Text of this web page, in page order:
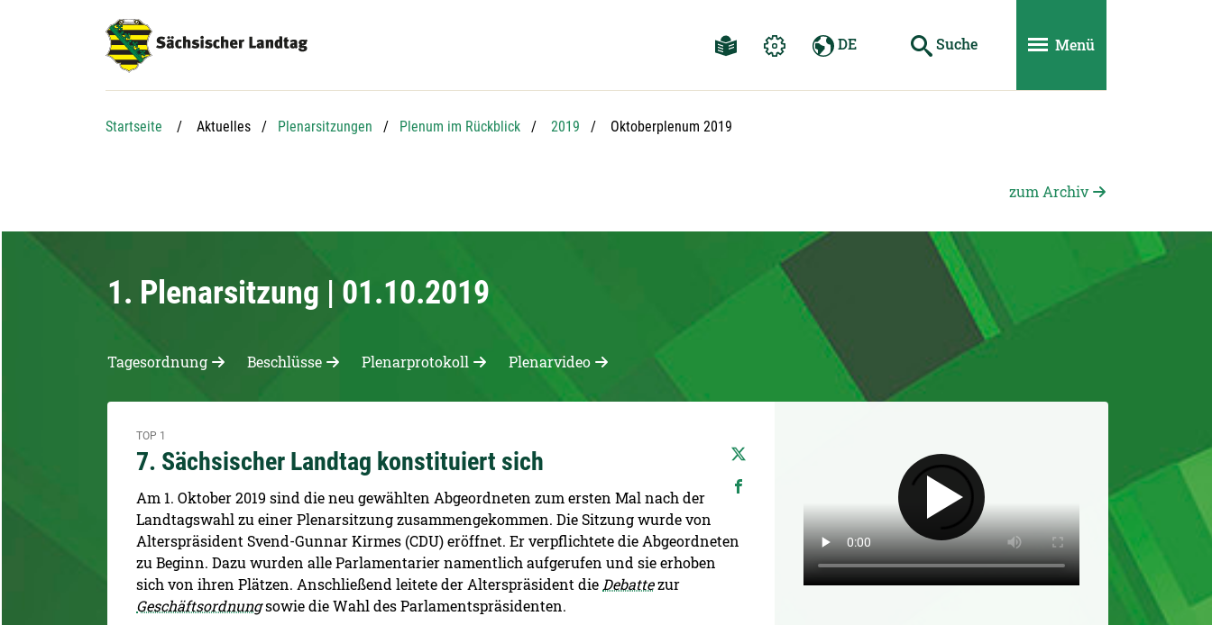
DE Suche Menü
Startseite Aktuelles Plenarsitzungen Plenum im Rückblick 2019 Aktuelle Seite:
Oktoberplenum 2019
zum Archiv
1. Plenarsitzung | 01.10.2019
Tagesordnung Beschlüsse Plenarprotokoll Plenarvideo
7. Sächsischer Landtag konstituiert sich
TOP 1
Am 1. Oktober 2019 sind die neu gewählten Abgeordneten zum ersten Mal nach der
Landtagswahl zu einer Plenarsitzung zusammengekommen. Die Sitzung wurde von
Alterspräsident Svend-Gunnar Kirmes (CDU) eröffnet. Er verpflichtete die Abgeordneten
zu Beginn. Dazu wurden alle Parlamentarier namentlich aufgerufen und sie erhoben
sich von ihren Plätzen. Anschließend leitete der Alterspräsident dieDebattezur
Geschäftsordnungsowie die Wahl des Parlamentspräsidenten.